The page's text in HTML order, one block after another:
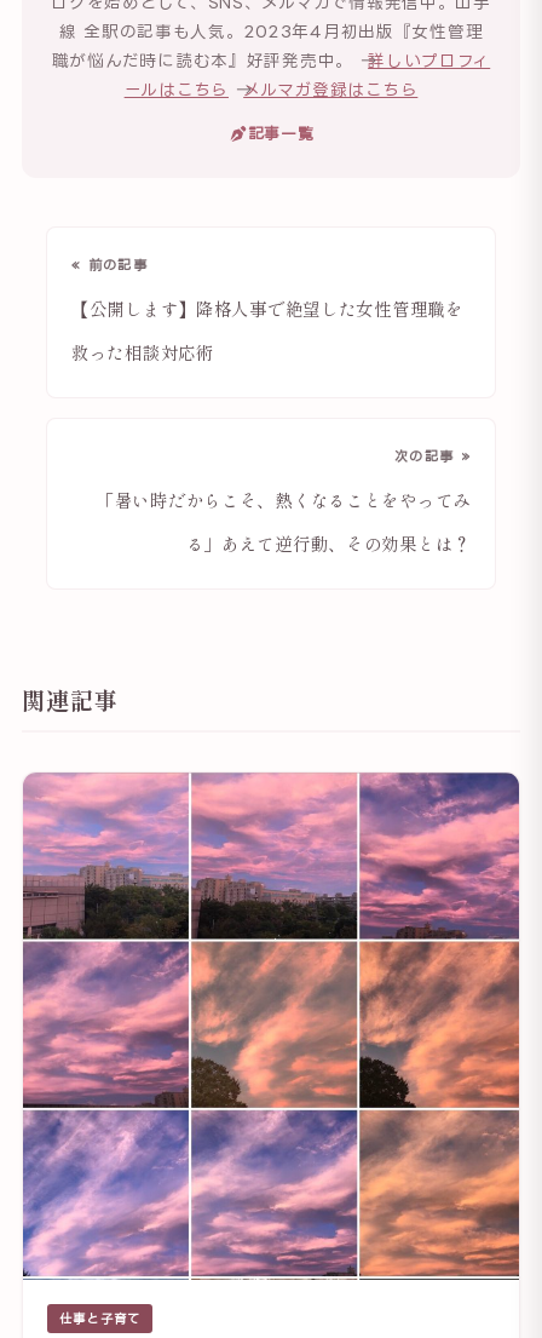
線 全駅の記事も人気。2023年4月初出版『女性管理
職が悩んだ時に読む本』好評発売中。 →詳しいプロフィ
ールはこちら
→メルマガ登録はこちら
記事一覧
« 前の記事
【公開します】降格人事で絶望した女性管理職を
救った相談対応術
次の記事 »
「暑い時だからこそ、熱くなることをやってみ
る」あえて逆行動、その効果とは？
関連記事
仕事と子育て